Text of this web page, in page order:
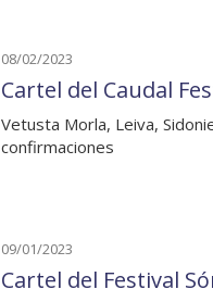
08/02/2023
Cartel del Caudal
Vetusta Morla, Leiva,
confirmaciones
09/01/2023
Cartel del Festival